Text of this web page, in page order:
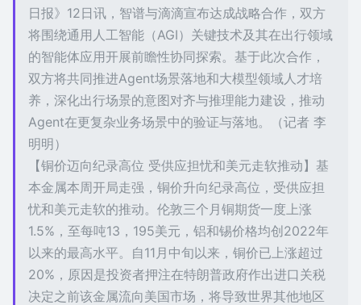
日报》12日讯，智谱与滴滴宣布达成战略合作，双方
将围绕通用人工智能（AGI）关键技术及其在出行领域
的智能体应用开展前瞻性协同探索。基于此次合作，
双方将共同推进Agent场景落地和大模型领域人才培
养，深化出行场景的意图对齐与推理能力建设，推动
Agent在更复杂业务场景中的验证与落地。（记者 李
明明）
【铜价迈向纪录高位 受供应担忧和美元走软推动】基
本金属本周开局走强，铜价升向纪录高位，受供应担
忧和美元走软的推动。伦敦三个月铜期货一度上涨
1.5%，至每吨13，195美元，铝和锡价格均创2022年
以来的最高水平。自11月中旬以来，铜价已上涨超过
20%，原因是投资者押注在特朗普政府作出进口关税
决定之前该金属流向美国市场，将导致世界其他地区